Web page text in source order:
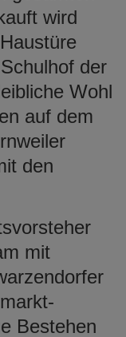
wird
der
Wohl
auf dem
den
mit
Bestehen